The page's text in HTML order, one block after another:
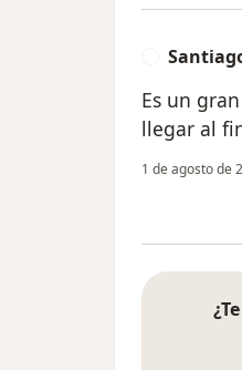
Es un
llegar al
1 de agosto de